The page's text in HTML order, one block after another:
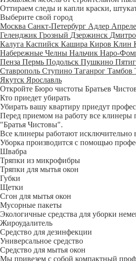
Оттираем следы и капли краски,
Выберите свой город
Москва Санкт-Петербург Адлер
Геленджик Грозный Дзержинск
Калуга Каспийск Кашира Киров Клин
Набережные Челны Нальчик Наро-
Пенза Пермь Подольск Пушкино
Ставрополь Ступино Таганрог Тамбов
Якутск Ярославль
Откройте Бюро чистоты Братьев
Кто приедет убирать
Убирать вашу квартиру приедут
Перед приемом на работу все клинеры
"Братья Чистовы".
Все клинеры работают
Уборка производится с помощью
Швабра
Тряпки из микрофибры
Тряпки для мытья окон
Губки
Щетки
Сгон для мытья окон
Мусорные пакеты
Экологичные средства для уборки
Жироудалитель
Средство для дезинфекции
Универсальное средство
Средство для мытья окон
Мы привезем с собой компактный